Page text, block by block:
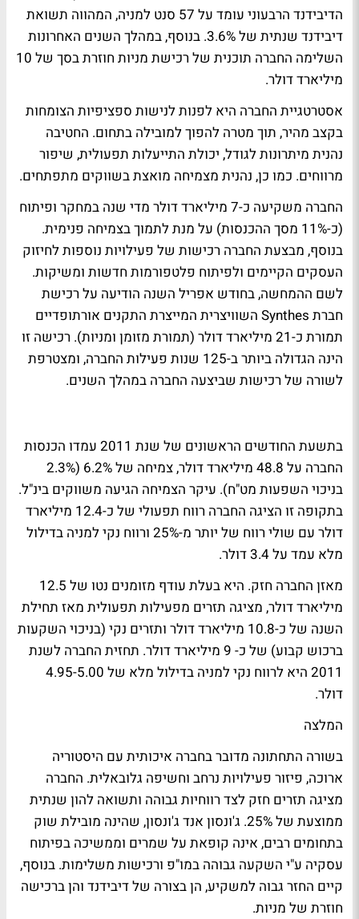
הדיבידנד הרבעוני עומד על 57 סנט למניה, המהווה תשואת
דיבידנד שנתית של 3.6%. בנוסף, במהלך השנים האחרונות
השלימה החברה תוכנית של רכישת מניות חוזרת בסך של 10
מיליארד דולר.
אסטרטגיית החברה היא לפנות לנישות ספציפיות הצומחות
בקצב מהיר, תוך מטרה להפוך למובילה בתחום. החטיבה
נהנית מיתרונות לגודל, יכולת התייעלות תפעולית, שיפור
מרווחים. כמו כן, נהנית מצמיחה מואצת בשווקים מתפתחים.
החברה משקיעה כ-7 מיליארד דולר מדי שנה במחקר ופיתוח
(כ-11% מסך ההכנסות) על מנת לתמוך בצמיחה פנימית.
בנוסף, מבצעת החברה רכישות של פעילויות נוספות לחיזוק
העסקים הקיימים ולפיתוח פלטפורמות חדשות ומשיקות.
לשם ההמחשה, בחודש אפריל השנה הודיעה על רכישת
חברת Synthes השוויצרית המייצרת התקנים אורתופדיים
תמורת כ-21 מיליארד דולר (תמורת מזומן ומניות). רכישה זו
הינה הגדולה ביותר ב-125 שנות פעילות החברה, ומצטרפת
לשורה של רכישות שביצעה החברה במהלך השנים.
בתשעת החודשים הראשונים של שנת 2011 עמדו הכנסות
החברה על 48.8 מיליארד דולר, צמיחה של 6.2% (2.3%
בניכוי השפעות מט"ח). עיקר הצמיחה הגיעה משווקים בינ"ל.
בתקופה זו הציגה החברה רווח תפעולי של כ-12.4 מיליארד
דולר עם שולי רווח של יותר מ-25% ורווח נקי למניה בדילול
מלא עמד על 3.4 דולר.
מאזן החברה חזק. היא בעלת עודף מזומנים נטו של 12.5
מיליארד דולר, מציגה תזרים מפעילות תפעולית מאז תחילת
השנה של כ-10.8 מיליארד דולר ותזרים נקי (בניכוי השקעות
ברכוש קבוע) של כ- 9 מיליארד דולר. תחזית החברה לשנת
2011 היא לרווח נקי למניה בדילול מלא של 4.95-5.00
דולר.
המלצה
בשורה התחתונה מדובר בחברה איכותית עם היסטוריה
ארוכה, פיזור פעילויות נרחב וחשיפה גלובאלית. החברה
מציגה תזרים חזק לצד רווחיות גבוהה ותשואה להון שנתית
ממוצעת של 25%. ג'ונסון אנד ג'ונסון, שהינה מובילת שוק
בתחומים רבים, אינה קופאת על שמרים וממשיכה בפיתוח
עסקיה ע"י השקעה גבוהה במו"פ ורכישות משלימות. בנוסף,
קיים החזר גבוה למשקיע, הן בצורה של דיבידנד והן ברכישה
חוזרת של מניות.